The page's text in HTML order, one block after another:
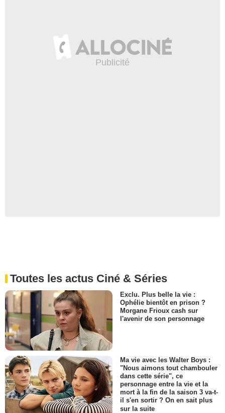
Toutes les actus Ciné & Séries
Exclu. Plus belle la vie :
Ophélie bientôt en prison ?
Morgane Frioux cash sur
l'avenir de son personnage
Ma vie avec les Walter Boys :
"Nous aimons tout chambouler
dans cette série", ce
personnage entre la vie et la
mort à la fin de la saison 3 va-t-
il s'en sortir ? On en sait plus
sur la suite